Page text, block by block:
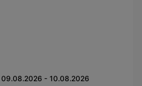
09.08.2026 - 10.08.2026